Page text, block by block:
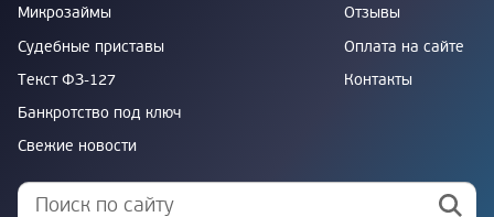
Микрозаймы
Судебные приставы
Текст ФЗ-127
Банкротство под ключ
Свежие новости
Отзывы
Оплата на сайте
Контакты